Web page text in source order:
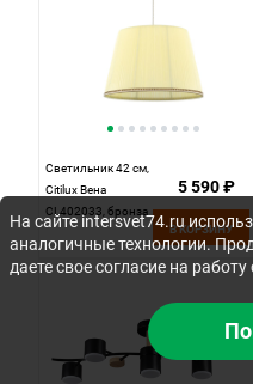
Светильник 42 см,
Citilux Вена
CL402033, бронза
5 590 ₽
В КОРЗИНУ
На сайте intersvet74.ru
аналогичные технологии.
даете свое согласие на